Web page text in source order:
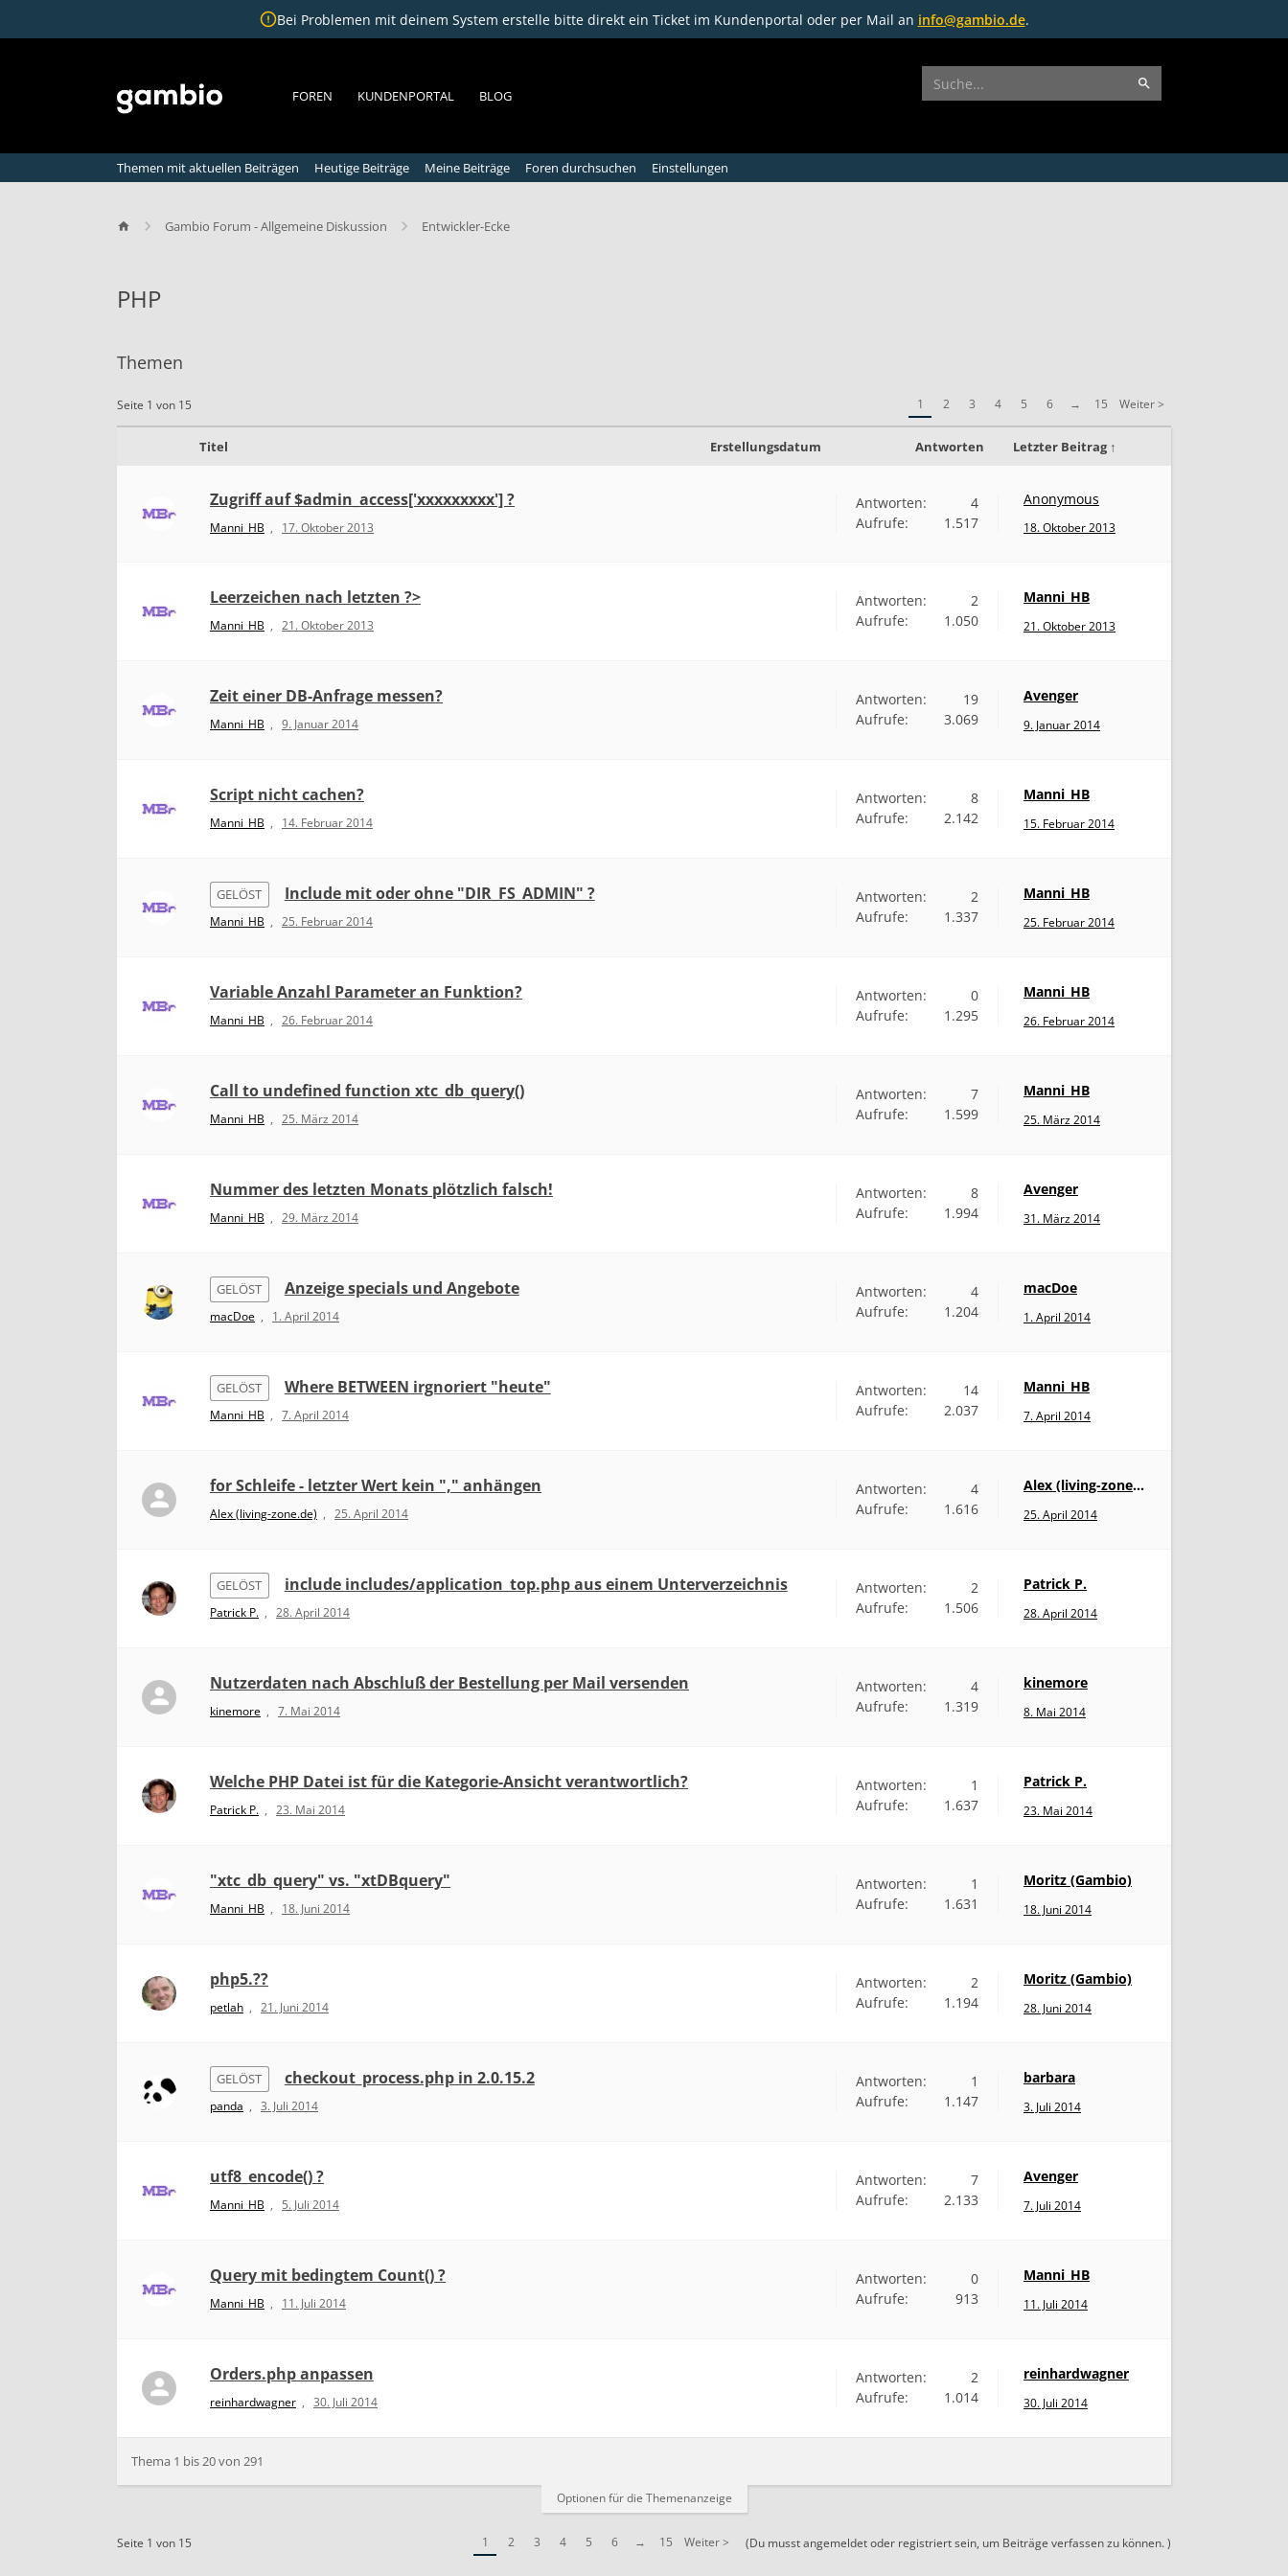
Bei Problemen mit deinem System erstelle bitte direkt ein Ticket im Kundenportal oder per Mail an info@gambio.de.
FOREN
Themen mit aktuellen Beiträgen Heutige Beiträge Meine Beiträge Foren durchsuchen Einstellungen
KUNDENPORTAL BLOG
Gambio Forum - Allgemeine Diskussion Entwickler-Ecke
PHP
H
P
Themen
Seite 1 von 15 1 2 3 4 5 6 → 15 Weiter >
Titel Erstellungsdatum Antworten Letzter Beitrag ↑
Zugriff auf $admin_access['xxxxxxxxx'] ?
Manni_HB , 17. Oktober 2013
Antworten:
4
Aufrufe:
1.517
Anonymous
18. Oktober 2013
Leerzeichen nach letzten ?>
Manni_HB , 21. Oktober 2013
Antworten:
2
Aufrufe:
1.050
Manni_HB
21. Oktober 2013
Zeit einer DB-Anfrage messen?
Manni_HB , 9. Januar 2014
Antworten:
19
Aufrufe:
3.069
Avenger
9. Januar 2014
Script nicht cachen?
Manni_HB , 14. Februar 2014
Antworten:
8
Aufrufe:
2.142
Manni_HB
15. Februar 2014
GELÖST Include mit oder ohne "DIR_FS_ADMIN" ?
Manni_HB , 25. Februar 2014
Antworten:
2
Aufrufe:
1.337
Manni_HB
25. Februar 2014
Variable Anzahl Parameter an Funktion?
Manni_HB , 26. Februar 2014
Antworten:
0
Aufrufe:
1.295
Manni_HB
26. Februar 2014
Call to undefined function xtc_db_query()
Manni_HB , 25. März 2014
Antworten:
7
Aufrufe:
1.599
Manni_HB
25. März 2014
Nummer des letzten Monats plötzlich falsch!
Manni_HB , 29. März 2014
Antworten:
8
Aufrufe:
1.994
Avenger
31. März 2014
GELÖST Anzeige specials und Angebote
macDoe , 1. April 2014
Antworten:
4
Aufrufe:
1.204
macDoe
1. April 2014
GELÖST Where BETWEEN irgnoriert "heute"
Manni_HB , 7. April 2014
Antworten:
14
Aufrufe:
2.037
Manni_HB
7. April 2014
for Schleife - letzter Wert kein "," anhängen
Alex (living-zone.de) , 25. April 2014
Antworten:
4
Aufrufe:
1.616
Alex (living-zone.de)
25. April 2014
GELÖST include includes/application_top.php aus einem Unterverzeichnis
Patrick P. , 28. April 2014
Antworten:
2
Aufrufe:
1.506
Patrick P.
28. April 2014
Nutzerdaten nach Abschluß der Bestellung per Mail versenden
kinemore , 7. Mai 2014
Antworten:
4
Aufrufe:
1.319
kinemore
8. Mai 2014
Welche PHP Datei ist für die Kategorie-Ansicht verantwortlich?
Patrick P. , 23. Mai 2014
Antworten:
1
Aufrufe:
1.637
Patrick P.
23. Mai 2014
"xtc_db_query" vs. "xtDBquery"
Manni_HB , 18. Juni 2014
Antworten:
1
Aufrufe:
1.631
Moritz (Gambio)
18. Juni 2014
php5.??
petlah , 21. Juni 2014
Antworten:
2
Aufrufe:
1.194
Moritz (Gambio)
28. Juni 2014
GELÖST checkout_process.php in 2.0.15.2
panda , 3. Juli 2014
Antworten:
1
Aufrufe:
1.147
barbara
3. Juli 2014
utf8_encode() ?
Manni_HB , 5. Juli 2014
Antworten:
7
Aufrufe:
2.133
Avenger
7. Juli 2014
Query mit bedingtem Count() ?
Manni_HB , 11. Juli 2014
Antworten:
0
Aufrufe:
913
Manni_HB
11. Juli 2014
Orders.php anpassen
reinhardwagner , 30. Juli 2014
Antworten:
2
Aufrufe:
1.014
reinhardwagner
30. Juli 2014
Thema 1 bis 20 von 291
Optionen für die Themenanzeige
(Du musst angemeldet oder registriert sein, um Beiträge verfassen zu können. )
Seite 1 von 15 1 2 3 4 5 6 → 15 Weiter >